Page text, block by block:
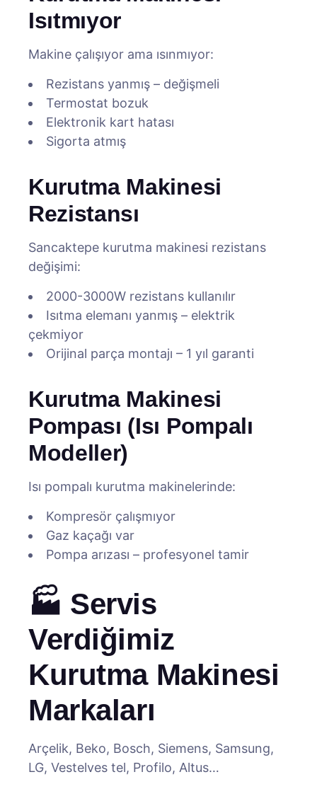
Isıtmıyor
Makine çalışıyor ama ısınmıyor:
Rezistans yanmış – değişmeli
Termostat bozuk
Elektronik kart hatası
Sigorta atmış
Kurutma Makinesi
Rezistansı
Sancaktepe kurutma makinesi rezistans
değişimi:
2000-3000W rezistans kullanılır
Isıtma elemanı yanmış – elektrik
çekmiyor
Orijinal parça montajı – 1 yıl garanti
Kurutma Makinesi
Pompası (Isı Pompalı
Modeller)
Isı pompalı kurutma makinelerinde:
Kompresör çalışmıyor
Gaz kaçağı var
Pompa arızası – profesyonel tamir
🏭 Servis
Verdiğimiz
Kurutma Makinesi
Markaları
Arçelik, Beko, Bosch, Siemens, Samsung,
LG, Vestelves tel, Profilo, Altus…